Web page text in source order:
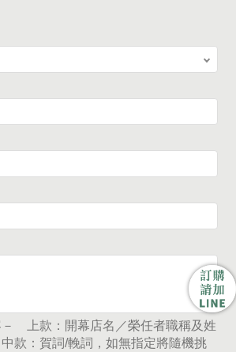
上款：開幕店名／榮任者職稱及姓
款：賀詞/輓詞，如無指定將隨機挑